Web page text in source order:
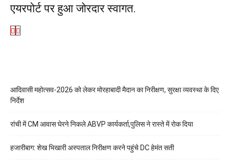
एयरपोर्ट पर हुआ जोरदार स्वागत.
आदिवासी महोत्सव-2026 को लेकर मोरहाबादी मैदान का निरीक्षण, सुरक्षा व्यवस्था के दिए
निर्देश
रांची में CM आवास घेरने निकले ABVP कार्यकर्ता,पुलिस ने रास्ते में रोक दिया
हजारीबाग: शेख भिखारी अस्पताल निरीक्षण करने पहुंचे DC हेमंत सती